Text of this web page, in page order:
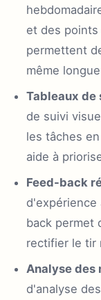
et des
permettent
même
Tableaux de
de suivi
les tâches
aide à
Feed-back
d'expérience
back permet
rectifier le tir
Analyse des
d'analyse